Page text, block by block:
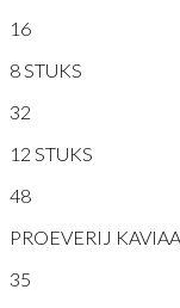
16
8 STUKS
32
12 STUKS
48
PROEVERIJ
35